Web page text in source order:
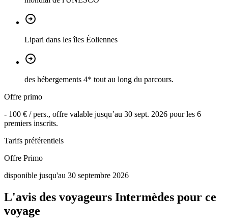
Lipari dans les îles Éoliennes
des hébergements 4* tout au long du parcours.
Offre primo
- 100 € / pers., offre valable jusqu’au 30 sept. 2026 pour les 6
premiers inscrits.
Tarifs préférentiels
Offre Primo
disponible jusqu'au 30 septembre 2026
L'avis des voyageurs Intermèdes pour ce
voyage